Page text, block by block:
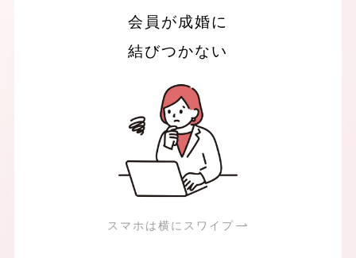
会員が成婚に
結びつかない
スマホは横にスワイプ